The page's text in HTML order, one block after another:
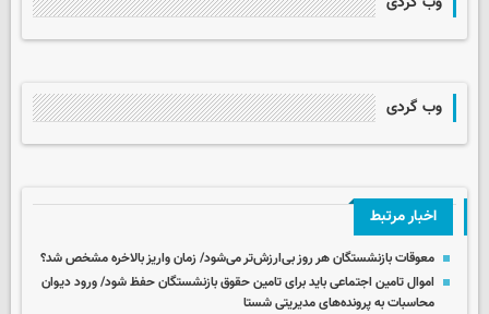
وب گردی
اخبار مرتبط
معوقات بازنشستگان هر روز بی‌ارزش‌تر می‌شود/ زمان واریز بالاخره مشخص شد؟
اموال تامین اجتماعی باید برای تامین حقوق بازنشستگان حفظ شود/ ورود دیوان
محاسبات به پرونده‌های مدیریتی شستا